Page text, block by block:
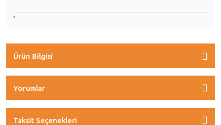
Ürün Bilgisi
Yorumlar
Taksit Seçenekleri